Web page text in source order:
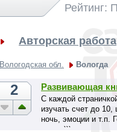
Рейтинг:
Авторская работа
Вологодская обл. Вологда
2 Развивающая
С каждой
изучать счет до 10,
ночь, эмоции и т.п.
пищат)))